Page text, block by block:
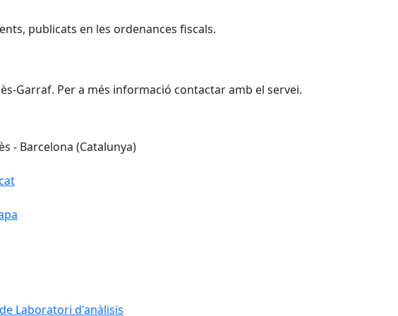
publicats en les ordenances fiscals.
Garraf. Per a més informació contactar amb el servei.
- Barcelona (Catalunya)
Laboratori d'anàlisis